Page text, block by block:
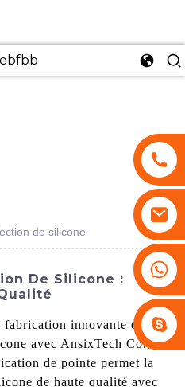
de silicone
De Silicone :
innovante du
avec AnsixTech Co.,
de pointe permet la
de haute qualité avec